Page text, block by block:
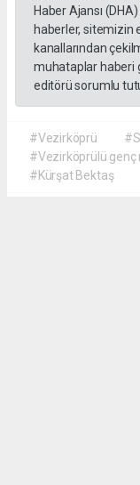
Haber Ajansı
haberler, sitemizin
kanallarından
muhataplar haberi
editörü sorumlu
#Vezirköprü
#Vezirköprülü genç
#Kürşat Bektaş